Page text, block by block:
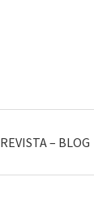
REVISTA – BLOG